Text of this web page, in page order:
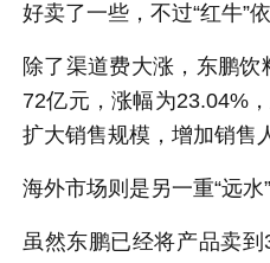
好卖了一些，不过“红牛”
除了渠道费大涨，东鹏
72亿元，涨幅为23.04%
扩大销售规模，增加销售
海外市场则是另一重“远水”
虽然东鹏已经将产品卖